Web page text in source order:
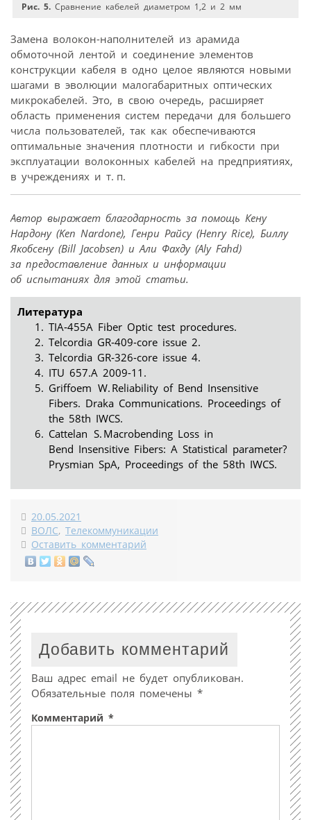
Рис. 5. Сравнение кабелей диаметром 1,2 и 2 мм
Замена волокон-наполнителей из арамида
обмоточной лентой и соединение элементов
конструкции кабеля в одно целое являются новыми
шагами в эволюции малогабаритных оптических
микрокабелей. Это, в свою очередь, расширяет
область применения систем передачи для большего
числа пользователей, так как обеспечиваются
оптимальные значения плотности и гибкости при
эксплуатации волоконных кабелей на предприятиях,
в учреждениях и т. п.
Автор выражает благодарность за помощь Кену
Нардону (Ken Nardone), Генри Райсу (Henry Rice), Биллу
Якобсену (Bill Jacobsen) и Али Фахду (Aly Fahd)
за предоставление данных и информации
об испытаниях для этой статьи.
Литература
TIA‑455A Fiber Optic test procedures.
Telcordia GR‑409‑core issue 2.
Telcordia GR‑326‑core issue 4.
ITU 657.A 2009-11.
Griffoem W. Reliability of Bend Insensitive
Fibers. Draka Communications. Proceedings of
the 58th IWCS.
Cattelan S. Macrobending Loss in
Bend Insensitive Fibers: A Statistical parameter?
Prysmian SpA, Proceedings of the 58th IWCS.
20.05.2021
ВОЛС, Телекоммуникации
Оставить комментарий
Добавить комментарий
Ваш адрес email не будет опубликован.
Обязательные поля помечены *
Комментарий *